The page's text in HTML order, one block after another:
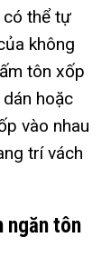
có thể tự
không
tôn xốp
hoặc
vào nhau
trí vách
ngăn tôn